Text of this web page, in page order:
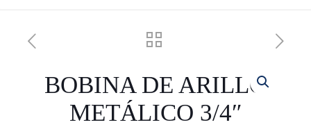
BOBINA DE ARILLO
METÁLICO 3/4″